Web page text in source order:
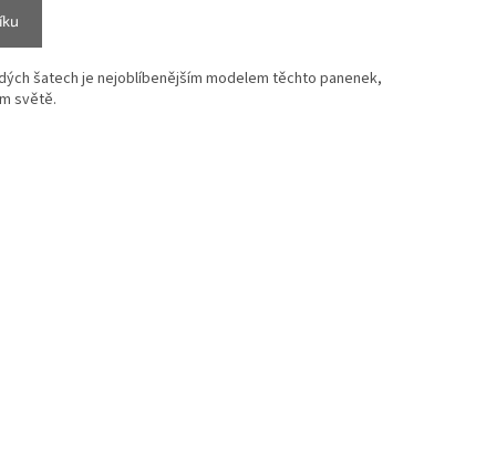
šatech je nejoblíbenějším modelem těchto panenek,
světě.